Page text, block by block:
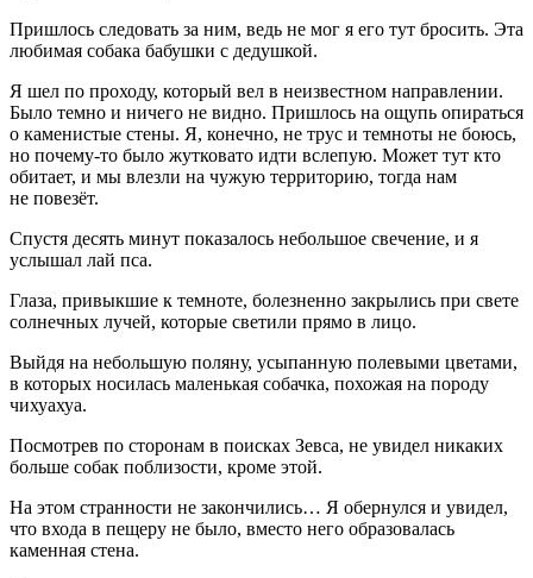
Пришлось следовать за ним, ведь не мог я его тут бросить. Эта
любимая собака бабушки с дедушкой.
Я шел по проходу, который вел в неизвестном направлении.
Было темно и ничего не видно. Пришлось на ощупь опираться
о каменистые стены. Я, конечно, не трус и темноты не боюсь,
но почему-то было жутковато идти вслепую. Может тут кто
обитает, и мы влезли на чужую территорию, тогда нам
не повезёт.
Спустя десять минут показалось небольшое свечение, и я
услышал лай пса.
Глаза, привыкшие к темноте, болезненно закрылись при свете
солнечных лучей, которые светили прямо в лицо.
Выйдя на небольшую поляну, усыпанную полевыми цветами,
в которых носилась маленькая собачка, похожая на породу
чихуахуа.
Посмотрев по сторонам в поисках Зевса, не увидел никаких
больше собак поблизости, кроме этой.
На этом странности не закончились… Я обернулся и увидел,
что входа в пещеру не было, вместо него образовалась
каменная стена.